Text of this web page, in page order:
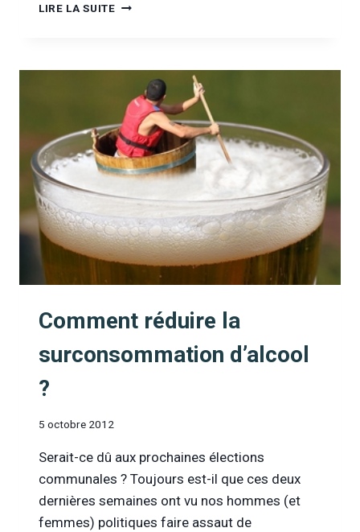
LIRE LA SUITEINTERDIRE
18
ET
SI
ON
AVAIT
MEILLEURE
IDÉE
?
Comment réduire la
surconsommation d’alcool
?
5 octobre 2012
Serait-ce dû aux prochaines élections
communales ? Toujours est-il que ces deux
dernières semaines ont vu nos hommes (et
femmes) politiques faire assaut de